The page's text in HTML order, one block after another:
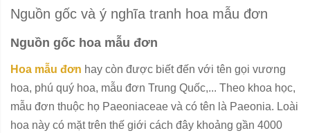
Nguồn gốc và ý nghĩa tranh hoa mẫu đơn
Nguồn gốc hoa mẫu đơn
Hoa mẫu đơn hay còn được biết đến với tên gọi vương
hoa, phú quý hoa, mẫu đơn Trung Quốc,... Theo khoa học,
mẫu đơn thuộc họ Paeoniaceae và có tên là Paeonia. Loài
hoa này có mặt trên thế giới cách đây khoảng gần 4000